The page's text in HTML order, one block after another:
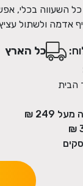
השעווה בכלי,
אדמה ולשתול
כל הארץ
הבית
מעל 249
₪